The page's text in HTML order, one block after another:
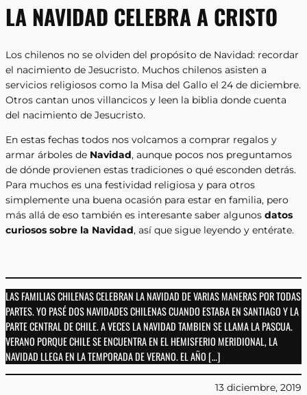
LA NAVIDAD CELEBRA A CRISTO
Los chilenos no se olviden del propósito de Navidad: recordar
el nacimiento de Jesucristo. Muchos chilenos asisten a
servicios religiosos como la Misa del Gallo el 24 de diciembre.
Otros cantan unos villancicos y leen la biblia donde cuenta
del nacimiento de Jesucristo.
En estas fechas todos nos volcamos a comprar regalos y
armar árboles de Navidad, aunque pocos nos preguntamos
de dónde provienen estas tradiciones o qué esconden detrás.
Para muchos es una festividad religiosa y para otros
simplemente una buena ocasión para estar en familia, pero
más allá de eso también es interesante saber algunos datos
curiosos sobre la Navidad, así que sigue leyendo y entérate.
LAS FAMILIAS CHILENAS CELEBRAN LA NAVIDAD DE VARIAS MANERAS POR TODAS
PARTES. YO PASÉ DOS NAVIDADES CHILENAS CUANDO ESTABA EN SANTIAGO Y LA
PARTE CENTRAL DE CHILE. A VECES LA NAVIDAD TAMBIEN SE LLAMA LA PASCUA.
VERANO PORQUE CHILE SE ENCUENTRA EN EL HEMISFERIO MERIDIONAL, LA
NAVIDAD LLEGA EN LA TEMPORADA DE VERANO. EL AÑO […]
13 diciembre, 2019